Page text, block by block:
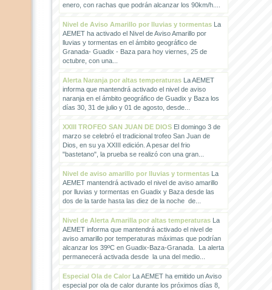
enero, con rachas que podrán alcanzar los 90km/h....
Nivel de Aviso Amarillo por lluvias y tormentasLa
AEMET ha activado el Nivel de Aviso Amarillo por
lluvias y tormentas en el ámbito geográfico de
Granada- Guadix - Baza para hoy viernes, 25 de
octubre, con una...
Alerta Naranja por altas temperaturasLa AEMET
informa que mantendrá activado el nivel de aviso
naranja en el ámbito geográfico de Guadix y Baza los
días 30, 31 de julio y 01 de agosto, desde...
XXIII TROFEO SAN JUAN DE DIOSEl domingo 3 de
marzo se celebró el tradicional trofeo San Juan de
Dios, en su ya XXIII edición. A pesar del frio
"bastetano", la prueba se realizó con una gran...
Nivel de aviso amarillo por lluvias y tormentasLa
AEMET mantendrá activado el nivel de aviso amarillo
por lluvias y tormentas en Guadix y Baza desde las
dos de la tarde hasta las diez de la noche de...
Nivel de Alerta Amarilla por altas temperaturasLa
AEMET informa que mantendrá activado el nivel de
aviso amarillo por temperaturas máximas que podrían
alcanzar los 39ºC en Guadix-Baza-Granada. La alerta
permanecerá activada desde la una del medio...
Especial Ola de CalorLa AEMET ha emitido un Aviso
especial por ola de calor durante los próximos días 8,